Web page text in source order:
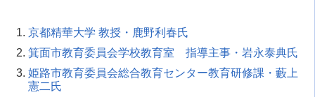
京都精華大学 教授・鹿野利春氏
箕面市教育委員会学校教育室 指導主事・岩永泰典氏
姫路市教育委員会総合教育センター教育研修課・藪上
憲二氏